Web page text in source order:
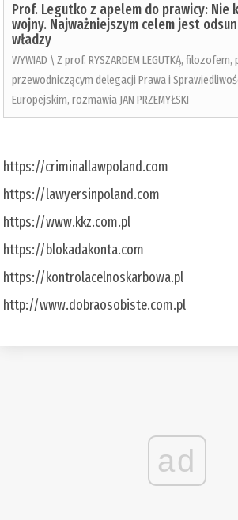
Prof. Legutko z apelem do prawicy: Nie
wojny. Najważniejszym celem jest
władzy
WYWIAD \ Z prof. RYSZARDEM LEGUTKĄ,
przewodniczącym delegacji Prawa i
Europejskim, rozmawia JAN PRZEMYŁSKI
https://criminallawpoland.com
https://lawyersinpoland.com
https://www.kkz.com.pl
https://blokadakonta.com
https://kontrolacelnoskarbowa.pl
http://www.dobraosobiste.com.pl
ad